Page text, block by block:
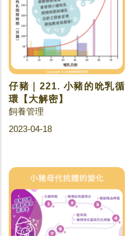
仔豬｜221. 小豬的吮乳循
環【大解密】
飼養管理
2023-04-18